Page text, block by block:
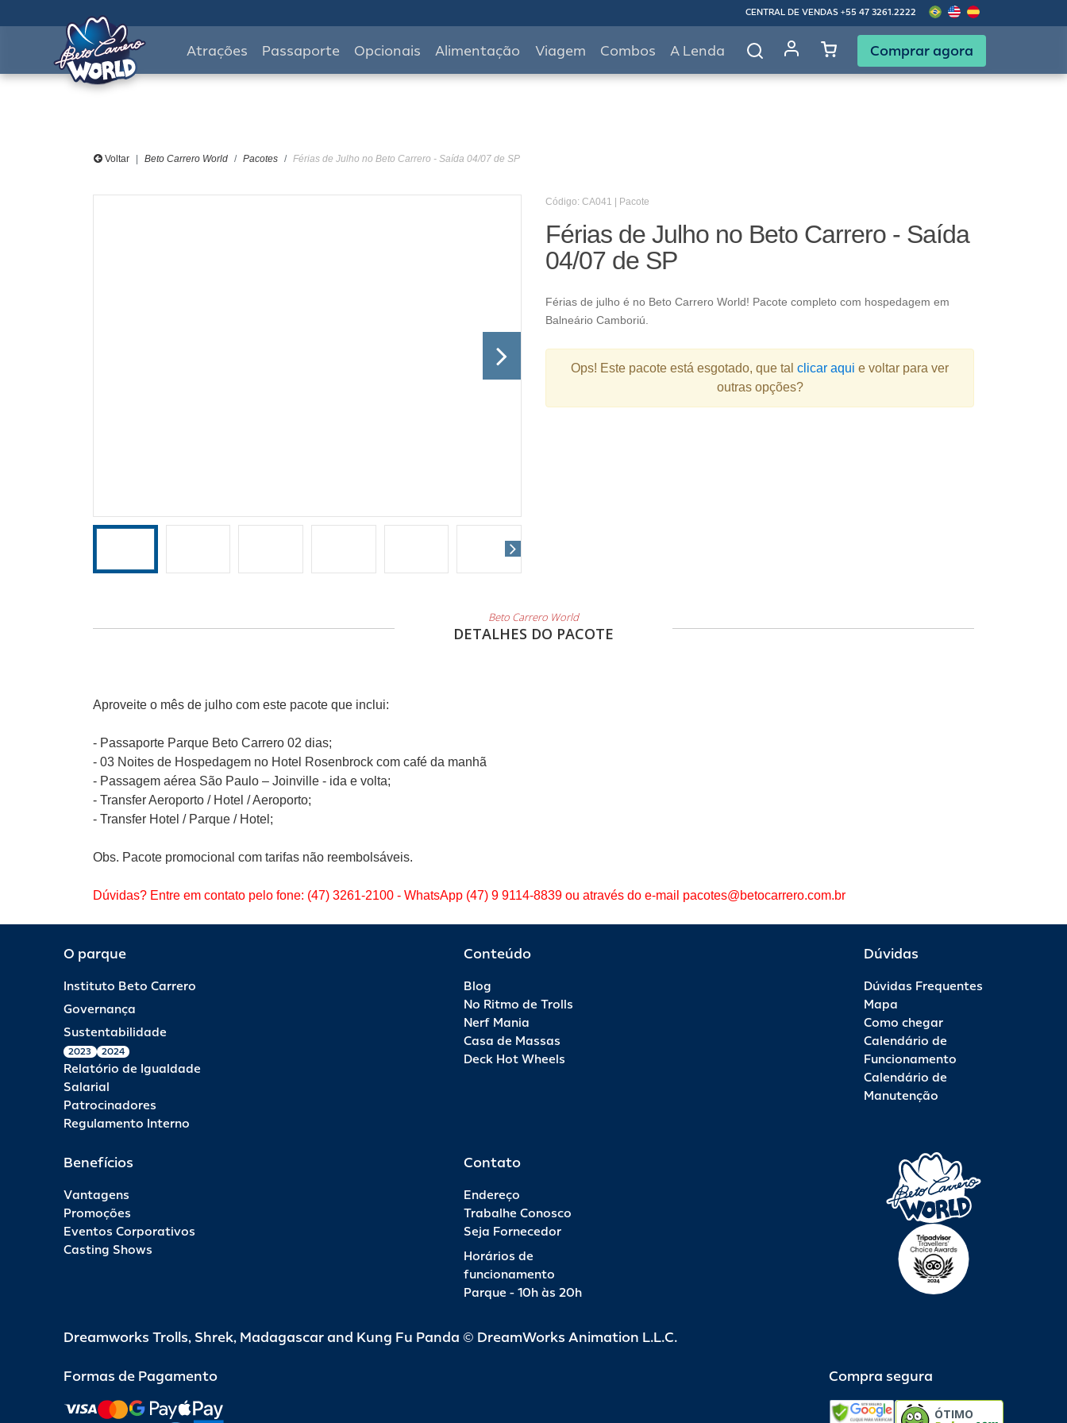
CENTRAL DE VENDAS +55 47 3261.2222
Atrações Passaporte Opcionais Alimentação Viagem Combos A Lenda Comprar agora
Voltar Beto Carrero World Pacotes Férias de Julho no Beto Carrero - Saída 04/07 de SP
Código: CA041 | Pacote
Férias de Julho no Beto Carrero - Saída
04/07 de SP
Férias de julho é no Beto Carrero World! Pacote completo com hospedagem em
Balneário Camboriú.
Ops! Este pacote está esgotado, que tal clicar aqui e voltar para ver
outras opções?
Beto Carrero World
DETALHES DO PACOTE
Aproveite o mês de julho com este pacote que inclui:
- Passaporte Parque Beto Carrero 02 dias;
- 03 Noites de Hospedagem no Hotel Rosenbrock com café da manhã
- Passagem aérea São Paulo – Joinville - ida e volta;
- Transfer Aeroporto / Hotel / Aeroporto;
- Transfer Hotel / Parque / Hotel;
Obs. Pacote promocional com tarifas não reembolsáveis.
Dúvidas? Entre em contato pelo fone: (47) 3261-2100 - WhatsApp (47) 9 9114-8839 ou através do e-mail pacotes@betocarrero.com.br
O parque
Instituto Beto Carrero
Governança
Sustentabilidade
2023 2024
Relatório de Igualdade
Salarial
Patrocinadores
Regulamento Interno
Conteúdo
Blog
No Ritmo de Trolls
Nerf Mania
Casa de Massas
Deck Hot Wheels
Dúvidas
Dúvidas Frequentes
Mapa
Como chegar
Calendário de
Funcionamento
Calendário de
Manutenção
Benefícios
Vantagens
Promoções
Eventos Corporativos
Casting Shows
Contato
Endereço
Trabalhe Conosco
Seja Fornecedor
Horários de
funcionamento
Parque - 10h às 20h
Dreamworks Trolls, Shrek, Madagascar and Kung Fu Panda © DreamWorks Animation L.L.C.
Formas de Pagamento Compra segura
ÓTIMO